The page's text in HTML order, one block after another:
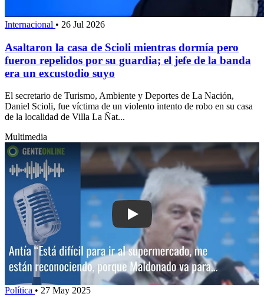
Internacional • 26 Jul 2026
Asaltaron la casa de Scioli mientras dormía pero
fueron repelidos por su guardia; el jefe de la banda
era un excustodio suyo
El secretario de Turismo, Ambiente y Deportes de La Nación,
Daniel Scioli, fue víctima de un violento intento de robo en su casa
de la localidad de Villa La Ñat...
Multimedia
Play: Antía: “Está difícil para ir al
Política • 27 May 2025